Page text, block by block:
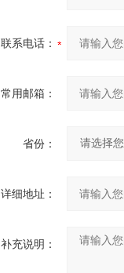
联系电话：
常用邮箱：
省份：
详细地址：
补充说明：